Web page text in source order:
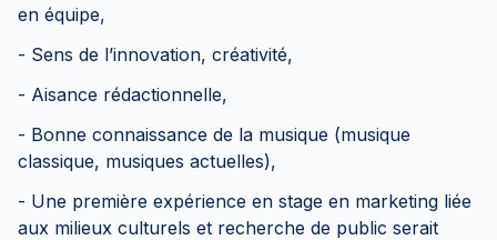
en équipe,
- Sens de l’innovation, créativité,
- Aisance rédactionnelle,
- Bonne connaissance de la musique (musique
classique, musiques actuelles),
- Une première expérience en stage en marketing liée
aux milieux culturels et recherche de public serait